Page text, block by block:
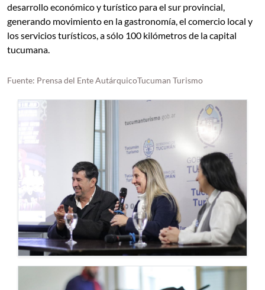
desarrollo económico y turístico para el sur provincial,
generando movimiento en la gastronomía, el comercio local y
los servicios turísticos, a sólo 100 kilómetros de la capital
tucumana.
Fuente: Prensa del Ente AutárquicoTucuman Turismo